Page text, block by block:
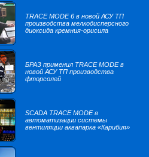
TRACE MODE 6 в новой АСУ ТП
производства мелкодисперсного
диоксида кремния-орисила
БРАЗ применил TRACE MODE в
новой АСУ ТП производства
фторсолей
SCADA TRACE MODE в
автоматизации системы
вентиляции аквапарка «Карибия»